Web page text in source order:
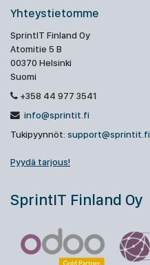
Yhteystietomme
SprintIT Finland Oy
Atomitie 5 B
00370 Helsinki
Suomi
+358 44 977 3541
info@sprintit.fi
Tukipyynnöt: support@sprintit.fi
Pyydä tarjous!
SprintIT Finland Oy